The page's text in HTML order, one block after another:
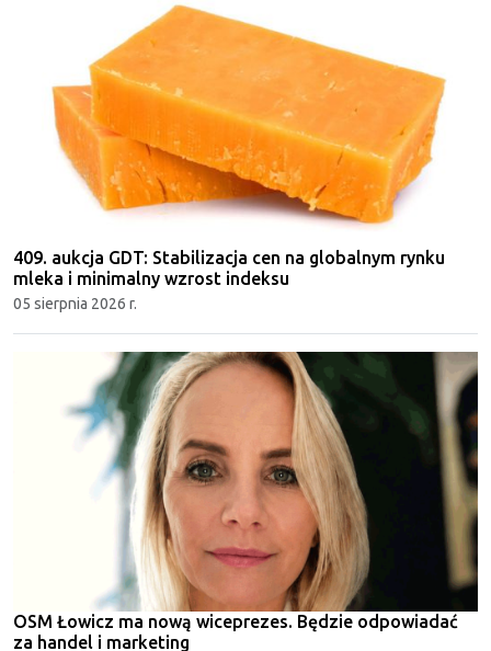
409. aukcja GDT: Stabilizacja cen na globalnym rynku
mleka i minimalny wzrost indeksu
05 sierpnia 2026 r.
OSM Łowicz ma nową wiceprezes. Będzie odpowiadać
za handel i marketing